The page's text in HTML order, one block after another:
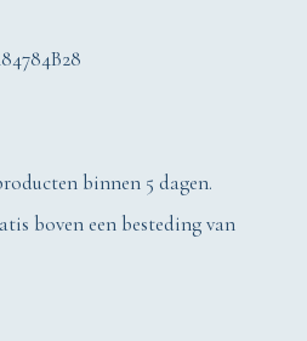
binnen 5 dagen.
boven een besteding van